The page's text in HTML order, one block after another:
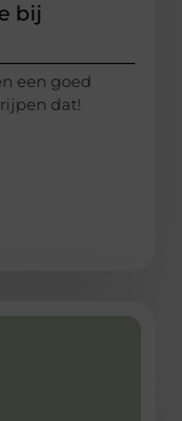
bij
een goed
dat!